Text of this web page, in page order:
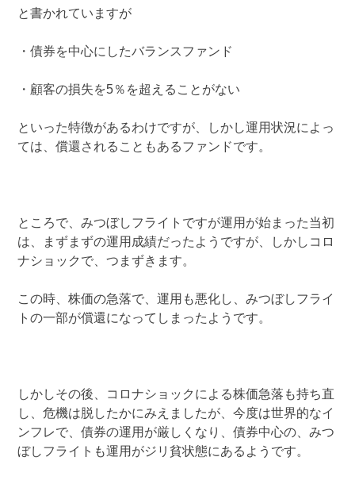
と書かれていますが
・債券を中心にしたバランスファンド
・顧客の損失を5％を超えることがない
といった特徴があるわけですが、しかし運用状況によっ
ては、償還されることもあるファンドです。
ところで、みつぼしフライトですが運用が始まった当初
は、まずまずの運用成績だったようですが、しかしコロ
ナショックで、つまずきます。
この時、株価の急落で、運用も悪化し、みつぼしフライ
トの一部が償還になってしまったようです。
しかしその後、コロナショックによる株価急落も持ち直
し、危機は脱したかにみえましたが、今度は世界的なイ
ンフレで、債券の運用が厳しくなり、債券中心の、みつ
ぼしフライトも運用がジリ貧状態にあるようです。